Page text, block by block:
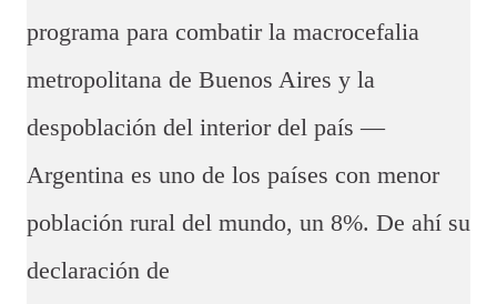
programa para combatir la macrocefalia
metropolitana de Buenos Aires y la
despoblación del interior del país —
Argentina es uno de los países con menor
población rural del mundo, un 8%. De ahí su
declaración de